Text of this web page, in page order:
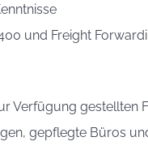
und Freight
Verfügung
gepflegte Büros